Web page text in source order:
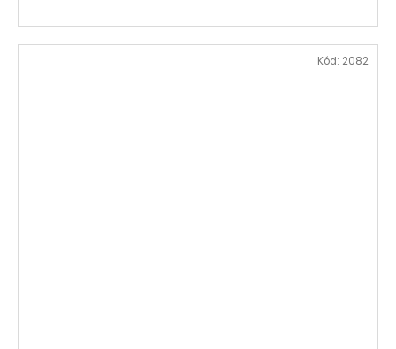
Kód: 2082